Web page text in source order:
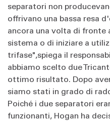
separatori non
offrivano una bassa resa
ancora una volta di fronte
sistema o di iniziare a
trifase",spiega il
abbiamo scelto due
ottimo risultato. Dopo
siamo stati in grado di
Poiché i due separatori
funzionanti, Hogan ha